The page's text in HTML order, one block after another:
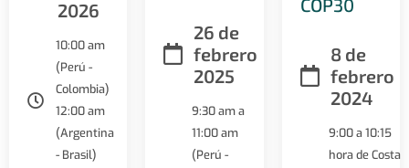
2026
10:00 am
(Perú -
Colombia)
12:00 am
(Argentina
- Brasil)
26 de
febrero
2025
9:30 am a
11:00 am
(Perú -
COP30
8 de
febrero
2024
9:00 a 10:15
hora de Costa